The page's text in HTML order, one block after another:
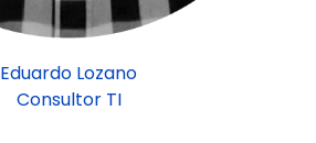
Eduardo Lozano
Consultor TI